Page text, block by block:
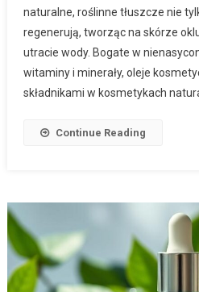
naturalne, roślinne tłuszcze nie
regenerują, tworząc na skórze
utracie wody. Bogate w
witaminy i minerały, oleje
składnikami w kosmetykach
Continue Reading